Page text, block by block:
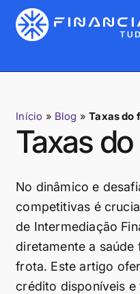
Início » Blog »Taxas do
Taxas
No dinâmico e
competitivas é
de Intermediação
diretamente a saúde
frota. Este artigo
crédito disponíveis e